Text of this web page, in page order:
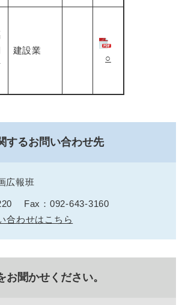
建設業
○
するお問い合わせ先
広報班
Fax：092-643-3160
合わせはこちら
お聞かせください。